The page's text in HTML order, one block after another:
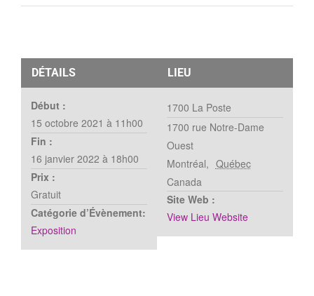
DÉTAILS
Début :
15 octobre 2021 à 11h00
Fin :
16 janvier 2022 à 18h00
Prix :
Gratuit
Catégorie d’Évènement:
Exposition
LIEU
1700 La Poste
1700 rue Notre-Dame
Ouest
Montréal, Québec
Canada
Site Web :
View Lieu Website